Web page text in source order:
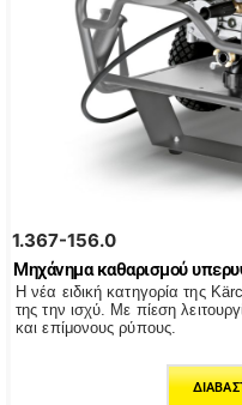
1.367-156.0
Μηχάνημα καθαρισμού
Η νέα ειδική κατηγορία της
της την ισχύ. Με πίεση
και επίμονους ρύπους.